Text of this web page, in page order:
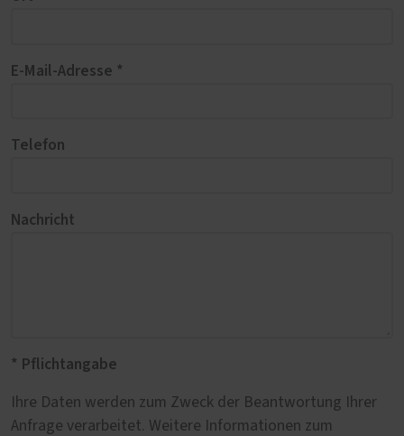
E-Mail-Adresse *
Telefon
Nachricht
* Pflichtangabe
Ihre Daten werden zum Zweck der Beantwortung Ihrer
Anfrage verarbeitet. Weitere Informationen zum